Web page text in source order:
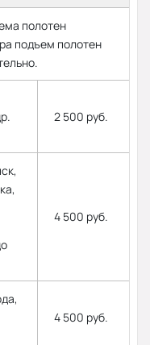
полотен
подъем полотен
2 500 руб.
4 500 руб.
4 500 руб.